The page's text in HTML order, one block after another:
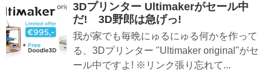
3Dプリンター Ultimakerがセール中
だ! 3D野郎は急げっ!
我が家でも毎晩にゅるにゅる何かを作って
る、3Dプリンター "Ultimaker original"がセ
ール中ですよ! ※リンク張り忘れて...